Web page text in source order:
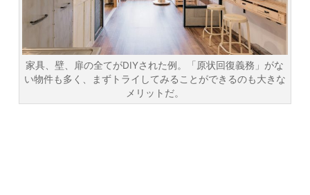
家具、壁、扉の全てがDIYされた例。「原状回復義務」がな
い物件も多く、まずトライしてみることができるのも大きな
メリットだ。